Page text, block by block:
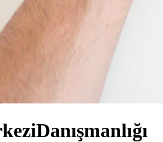
Danışmanlığı